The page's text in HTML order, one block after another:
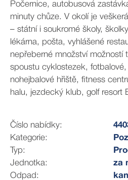
Počernice, autobusová
minuty chůze. V okolí je
– státní i soukromé školy,
lékárna, pošta, vyhlášené
nepřeberné množství možností
spoustu cyklostezek,
nohejbalové hřiště, fitness
halu, jezdecký klub, golf resort
Dolnopočernický rybník. V
Europark Štěrboholy.
Číslo nabídky:
Kategorie:
Typ:
Jednotka:
za
Odpad: